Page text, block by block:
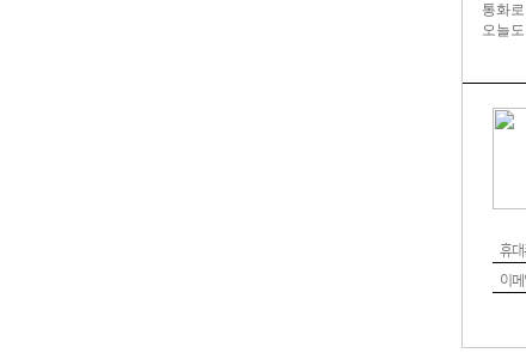
통화
오늘
휴대
이